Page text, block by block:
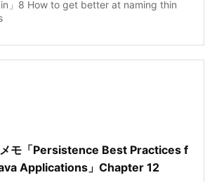
」8 How to get better at naming thin
モ「Persistence Best Practices f
Applications」Chapter 12